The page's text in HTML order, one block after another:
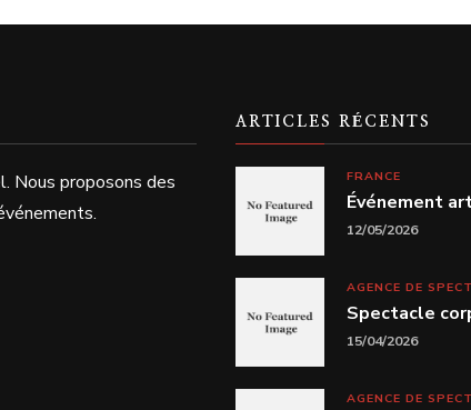
Nous proposons des
ARTICLES RÉCENTS
FRANCE
Événement
12/05/2026
AGENCE DE
Spectacle
15/04/2026
AGENCE DE